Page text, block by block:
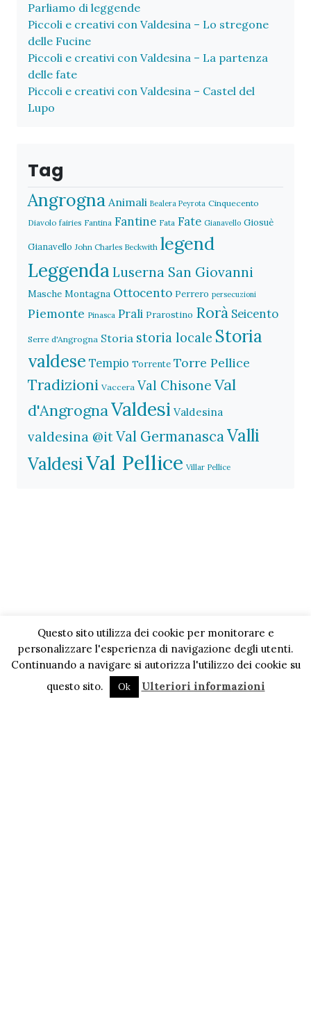
Parliamo di leggende
Piccoli e creativi con Valdesina – Lo stregone
delle Fucine
Piccoli e creativi con Valdesina – La partenza
delle fate
Piccoli e creativi con Valdesina – Castel del
Lupo
Tag
Angrogna Animali Bealera Peyrota Cinquecento
Diavolo fairies Fantina Fantine Fata Fate Gianavello Giosuè
Gianavello John Charles Beckwith legend
Leggenda Luserna San Giovanni
Masche Montagna Ottocento Perrero persecuzioni
Piemonte Pinasca Prali Prarostino Rorà Seicento
Serre d'Angrogna Storia storia locale Storia
valdese Tempio Torrente Torre Pellice
Tradizioni Vaccera Val Chisone Val
d'AngrognaValdesi Valdesina
valdesina @itVal GermanascaValli
ValdesiVal Pellice Villar Pellice
Questo sito utilizza dei cookie per monitorare e
personalizzare l'esperienza di navigazione degli utenti.
Continuando a navigare si autorizza l'utilizzo dei cookie su
questo sito.
Ok Ulteriori informazioni